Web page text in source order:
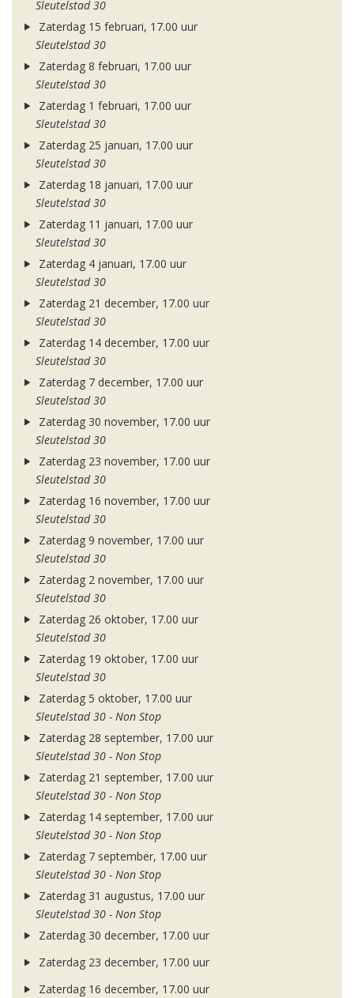
Sleutelstad 30
Zaterdag 15 februari, 17.00 uur
Sleutelstad 30
Zaterdag 8 februari, 17.00 uur
Sleutelstad 30
Zaterdag 1 februari, 17.00 uur
Sleutelstad 30
Zaterdag 25 januari, 17.00 uur
Sleutelstad 30
Zaterdag 18 januari, 17.00 uur
Sleutelstad 30
Zaterdag 11 januari, 17.00 uur
Sleutelstad 30
Zaterdag 4 januari, 17.00 uur
Sleutelstad 30
Zaterdag 21 december, 17.00 uur
Sleutelstad 30
Zaterdag 14 december, 17.00 uur
Sleutelstad 30
Zaterdag 7 december, 17.00 uur
Sleutelstad 30
Zaterdag 30 november, 17.00 uur
Sleutelstad 30
Zaterdag 23 november, 17.00 uur
Sleutelstad 30
Zaterdag 16 november, 17.00 uur
Sleutelstad 30
Zaterdag 9 november, 17.00 uur
Sleutelstad 30
Zaterdag 2 november, 17.00 uur
Sleutelstad 30
Zaterdag 26 oktober, 17.00 uur
Sleutelstad 30
Zaterdag 19 oktober, 17.00 uur
Sleutelstad 30
Zaterdag 5 oktober, 17.00 uur
Sleutelstad 30 - Non Stop
Zaterdag 28 september, 17.00 uur
Sleutelstad 30 - Non Stop
Zaterdag 21 september, 17.00 uur
Sleutelstad 30 - Non Stop
Zaterdag 14 september, 17.00 uur
Sleutelstad 30 - Non Stop
Zaterdag 7 september, 17.00 uur
Sleutelstad 30 - Non Stop
Zaterdag 31 augustus, 17.00 uur
Sleutelstad 30 - Non Stop
Zaterdag 30 december, 17.00 uur
Zaterdag 23 december, 17.00 uur
Zaterdag 16 december, 17.00 uur